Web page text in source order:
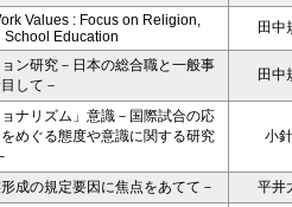
Values : Focus on Religion,
School Education
田中
ン研究－日本の総合職と一般事
して－
田中
ナリズム」意識－国際試合の応
めぐる態度や意識に関する研究
小
成の規定要因に焦点をあてて－ 平井